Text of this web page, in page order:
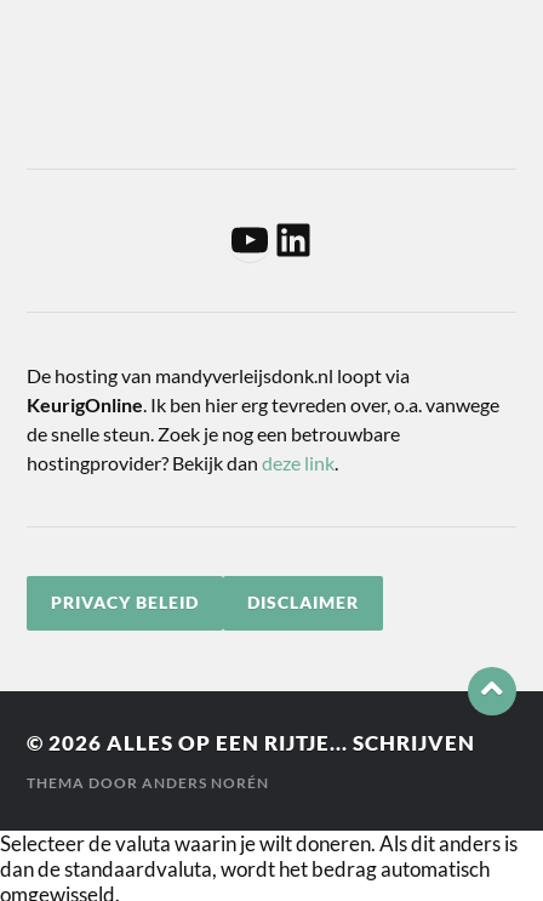
De hosting van mandyverleijsdonk.nl loopt via
KeurigOnline . Ik ben hier erg tevreden over, o.a. vanwege
de snelle steun. Zoek je nog een betrouwbare
hostingprovider? Bekijk dandeze link
PRIVACY BELEID DISCLAIMER
© 2026ALLES OP EEN RIJTJE... SCHRIJVEN
THEMA DOORANDERS NORÉN
Selecteer de valuta waarin je wilt doneren. Als dit anders is
dan de standaardvaluta, wordt het bedrag automatisch
omgewisseld.